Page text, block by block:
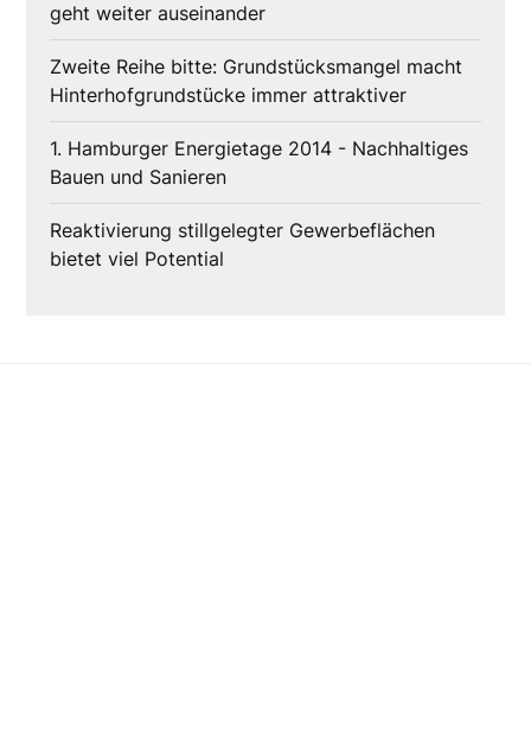
geht weiter auseinander
Zweite Reihe bitte: Grundstücksmangel macht
Hinterhofgrundstücke immer attraktiver
1. Hamburger Energietage 2014 - Nachhaltiges
Bauen und Sanieren
Reaktivierung stillgelegter Gewerbeflächen
bietet viel Potential